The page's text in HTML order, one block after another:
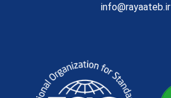
info@rayaateb.ir